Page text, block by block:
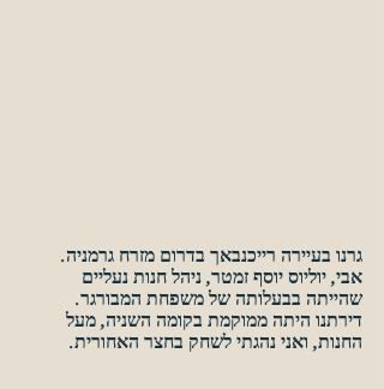
גרנו בעיירה רייכנבאך בדרום מזרח גרמניה.
אבי, יוליוס יוסף זמטר, ניהל חנות נעליים
שהייתה בבעלותה של משפחת המבורגר.
דירתנו היתה ממוקמת בקומה השניה, מעל
החנות, ואני נהגתי לשחק בחצר האחורית.